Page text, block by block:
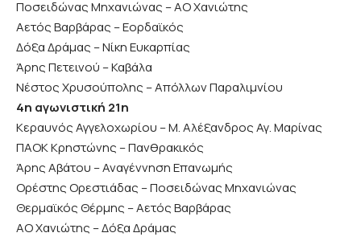
Ποσειδώνας Μηχανιώνας – ΑΟ Χανιώτης
Αετός Βαρβάρας – Εορδαϊκός
Δόξα Δράμας – Νίκη Ευκαρπίας
Άρης Πετεινού – Καβάλα
Νέστος Χρυσούπολης – Απόλλων Παραλιμνίου
4η αγωνιστική 21η
Κεραυνός Αγγελοχωρίου – Μ. Αλέξανδρος Αγ. Μαρίνας
ΠΑΟΚ Κρηστώνης – Πανθρακικός
Άρης Αβάτου – Αναγέννηση Επανωμής
Ορέστης Ορεστιάδας – Ποσειδώνας Μηχανιώνας
Θερμαϊκός Θέρμης – Αετός Βαρβάρας
ΑΟ Χανιώτης – Δόξα Δράμας